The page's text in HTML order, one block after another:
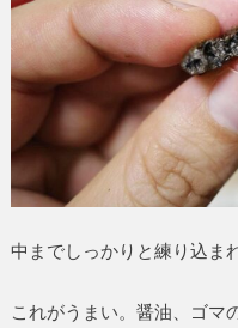
中までしっかりと練り込ま
これがうまい。醤油、ゴマ